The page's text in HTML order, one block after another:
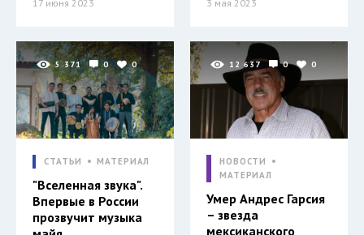
17 июня 2023 3 мая 2023
5 371 0 0
СТАТЬИ МАТЕРИАЛ
"Вселенная звука".
Впервые в России
прозвучит музыка
12 637 0 0
НОВОСТИ
МАТЕРИАЛ
Умер Андрес Гарсия
– звезда
мексиканского